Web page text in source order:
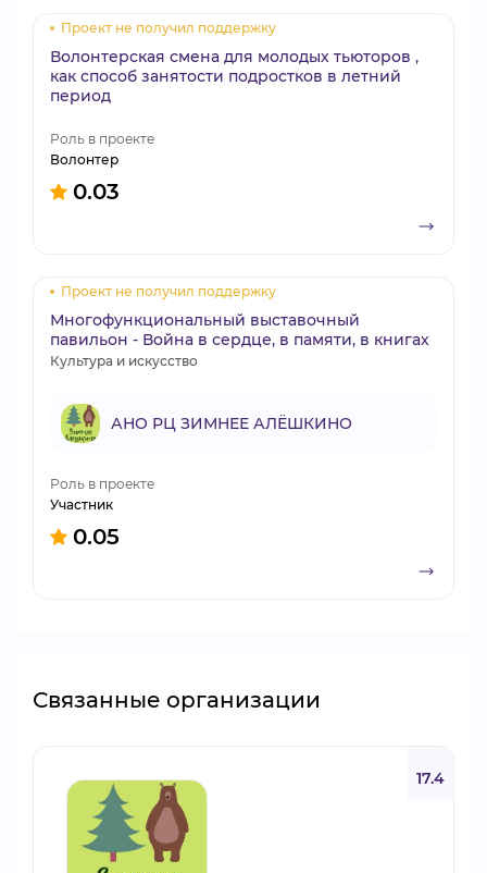
Проект не получил поддержку
Волонтерская смена для молодых тьюторов ,
как способ занятости подростков в летний
период
Роль в проекте
Волонтер
0.03
Проект не получил поддержку
Многофункциональный выставочный
павильон - Война в сердце, в памяти, в книгах
Культура и искусство
АНО РЦ ЗИМНЕЕ АЛЁШКИНО
Роль в проекте
Участник
0.05
Связанные организации
17.4